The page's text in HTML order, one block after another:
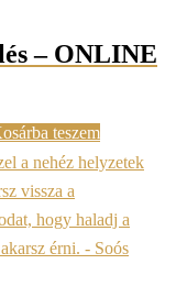
– ONLINE
teszem